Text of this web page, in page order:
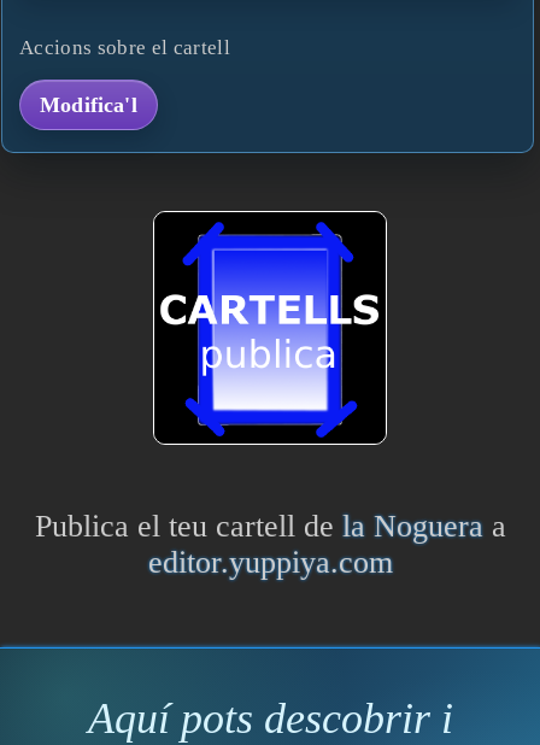
Accions sobre el cartell
Modifica'l
Publica el teu cartell de la Nogueraa
editor.yuppiya.com
Aquí pots descobrir i